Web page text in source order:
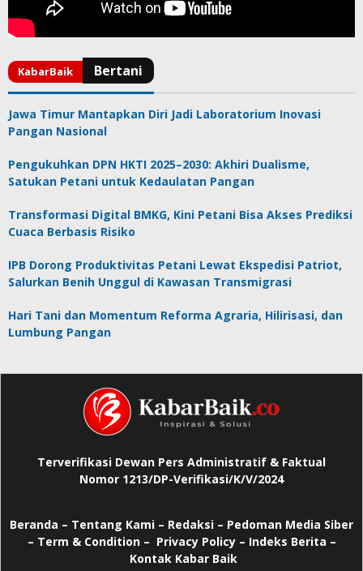
Jawa Timur Mantapkan Diri Jadi Laboratorium Inovasi
Pangan Nasional
Pengukuhkan DPN HKTI 2025–2030: Akhiri Dualisme,
Satukan Petani untuk Kedaulatan Pangan
Transformasi Digital BMKG, Kini Petani Bisa Akses Prediksi
Cuaca Berbasis Risiko
IPB Dorong Produktivitas Petani Lewat Ekspedisi Patriot,
Salurkan Benih Unggul di Kawasan Transmigrasi
Hari Tani dan Momentum Reforma Agraria, Hilirisasi, dan
Lumbung Pangan
Terverifikasi Dewan Pers Administratif & Faktual
Nomor 1213/DP-Verifikasi/K/V/2024
Beranda – Tentang Kami – Redaksi – Pedoman Media Siber
– Term & Condition – Privacy Policy– Indeks Berita –
Kontak Kabar Baik